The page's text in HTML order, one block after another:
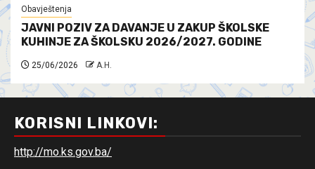
Obavještenja
JAVNI POZIV ZA DAVANJE U ZAKUP ŠKOLSKE
KUHINJE ZA ŠKOLSKU 2026/2027. GODINE
25/06/2026 A.H.
KORISNI LINKOVI:
http://mo.ks.gov.ba/